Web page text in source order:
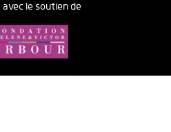
le soutien de